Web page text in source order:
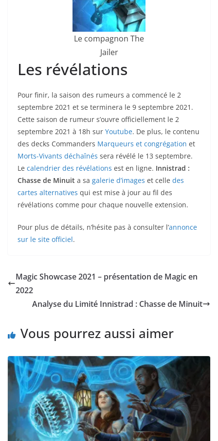
Le compagnon The
Jailer
Les révélations
Pour finir, la saison des rumeurs a commencé le 2
septembre 2021 et se terminera le 9 septembre 2021.
Cette saison de rumeur s’ouvre officiellement le 2
septembre 2021 à 18h sur Youtube. De plus, le contenu
des decks Commanders Marqueurs et congrégation et
Morts-Vivants déchaînés sera révélé le 13 septembre.
Le calendrier des révélations est en ligne. Innistrad :
Chasse de Minuit a sa galerie d’images et celle des
cartes alternatives qui est mise à jour au fil des
révélations comme pour chaque nouvelle extension.
Pour plus de détails, n’hésite pas à consulter l’annonce
sur le site officiel.
Magic Showcase 2021 – présentation de Magic en
2022
Analyse du Limité Innistrad : Chasse de Minuit
Vous pourrez aussi aimer